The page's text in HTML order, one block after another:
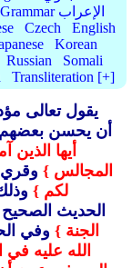
Grammar الإعراب
Czech
English
Korean
Russian
Somali
Transliteration [+]
يقول تعالى
أن يحسن
أيها
المجالس }
لكم }
الحديث الصحيح
الجنة } وفي
الله عليه في